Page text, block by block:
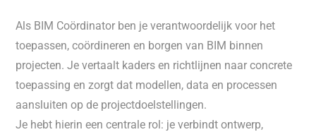
Als BIM Coördinator ben je verantwoordelijk voor het
toepassen, coördineren en borgen van BIM binnen
projecten. Je vertaalt kaders en richtlijnen naar concrete
toepassing en zorgt dat modellen, data en processen
aansluiten op de projectdoelstellingen.
Je hebt hierin een centrale rol: je verbindt ontwerp,